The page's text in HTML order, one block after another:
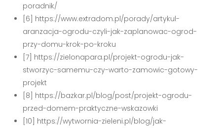
poradnik/
[6] https://www.extradom.pl/porady/artykul-
aranzacja-ogrodu-czyli-jak-zaplanowac-ogrod-
przy-domu-krok-po-kroku
[7] https://zielonapara.pl/projekt-ogrodu-jak-
stworzyc-samemu-czy-warto-zamowic-gotowy-
projekt
[8] https://bazkar.pl/blog/post/projekt-ogrodu-
przed-domem-praktyczne-wskazowki
[10] https://wytwornia-zieleni.pl/blog/jak-